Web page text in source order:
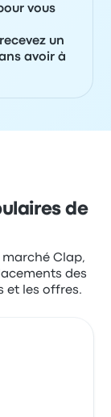
vous
un
avoir à
de
marché Clap,
des
et les offres.